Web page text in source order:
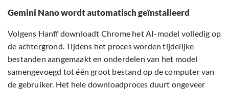
Gemini Nano wordt automatisch geïnstalleerd
Volgens Hanff downloadt Chrome het AI-model volledig op
de achtergrond. Tijdens het proces worden tijdelijke
bestanden aangemaakt en onderdelen van het model
samengevoegd tot één groot bestand op de computer van
de gebruiker. Het hele downloadproces duurt ongeveer